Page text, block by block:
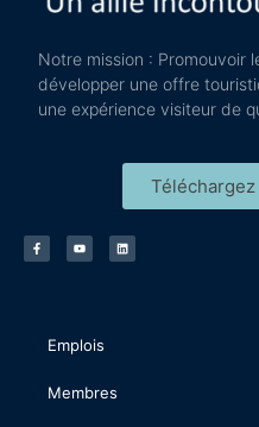
Notre mission : Promouvoir
développer une offre
une expérience visiteur de
Emplois
Membres